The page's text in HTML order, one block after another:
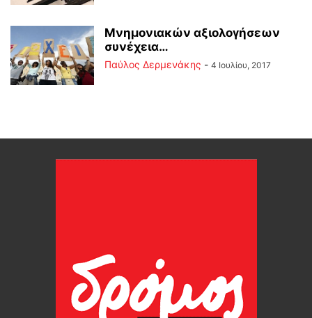
Μνημονιακών αξιολογήσεων
συνέχεια…
Παύλος Δερμενάκης - 4 Ιουλίου, 2017